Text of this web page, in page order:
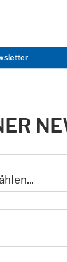
Diese Cookies